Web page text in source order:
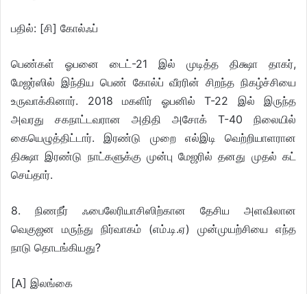
பதில்: [சி] கோல்ஃப்
பெண்கள் ஓபனை டைட்-21 இல் முடித்த திக்ஷா தாகர்,
மேஜர்ஸில் இந்திய பெண் கோல்ப் வீரரின் சிறந்த நிகழ்ச்சியை
உருவாக்கினார். 2018 மகளிர் ஓபனில் T-22 இல் இருந்த
அவரது சகநாட்டவரான அதிதி அசோக் T-40 நிலையில்
கையெழுத்திட்டார். இரண்டு முறை எல்இடி வெற்றியாளரான
திக்ஷா இரண்டு நாட்களுக்கு முன்பு மேஜரில் தனது முதல் கட்
செய்தார்.
8. நிணநீர் ஃபைலேரியாசிஸிற்கான தேசிய அளவிலான
வெகுஜன மருந்து நிர்வாகம் (எம்.டி.ஏ) முன்முயற்சியை எந்த
நாடு தொடங்கியது?
[A] இலங்கை